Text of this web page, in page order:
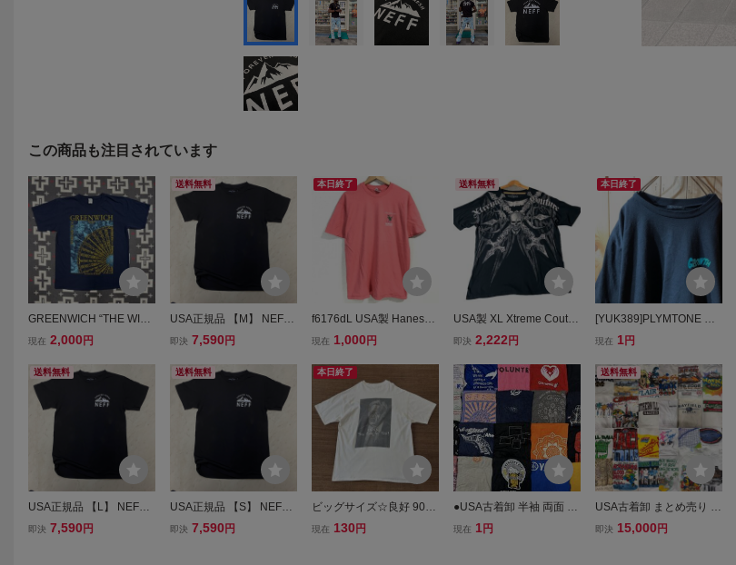
この商品も注目されています
GREENWICH “THE WIN
DS OF THE WORLD” tシ
ジ アート グラフィック
アメカジ ストリート 古着
デザイン
現在 2,000 円
送料無料
USA正規品 【L】 NEFF
USA ネフ FOREVER FRE
即決 7,590 円
送料無料
USA正規品 【M】 NEFF
USA ネフ FOREVER FRE
ュ グラフィック 半袖 Tシ
ャツ シルクスクリーン 黒
バックプリント
即決 7,590 円
送料無料
USA正規品 【S】 NEFF
USA ネフ FOREVER FRE
即決 7,590 円
本日終了
f6176dL USA製 Hanes
(ヘインズ)BEEFY-T (ビー
リントTシャツ ピンク メ
ンズ コットン100% アメ
リカ製古着
現在 1,000 円
本日終了
ビッグサイズ☆良好 90s
Hanes バックプリント T
現在 130 円
送料無料
USA製 XL Xtreme Coutur
e Tシャツ 黒 スカル 翼 両
バイカー エクストリーム
クチュール XL
即決 2,222 円
●USA古着卸 半袖 両面 T
シャツ XLサイズ 20枚 セ
現在 1 円
本日終了
[YUK389]PLYMTONE 半
袖 Tシャツ バックプリン
ッグサイズ レディース
現在 1 円
送料無料
USA古着卸 まとめ売り ①
ホワイトTシャツ XL 24枚
即決 15,000 円